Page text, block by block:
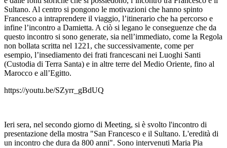
Sultano. Al centro si pongono le motivazioni che hanno spinto
Francesco a intraprendere il viaggio, l’itinerario che ha percorso e
infine l’incontro a Damietta. A ciò si legano le conseguenze che da
questo incontro si sono generate, sia nell’immediato, come la Regola
non bollata scritta nel 1221, che successivamente, come per
esempio, l’insediamento dei frati francescani nei Luoghi Santi
(Custodia di Terra Santa) e in altre terre del Medio Oriente, fino al
Marocco e all’Egitto.
https://youtu.be/SZyrr_gBdUQ
Ieri sera, nel secondo giorno di Meeting, si è svolto l'incontro di
presentazione della mostra "San Francesco e il Sultano. L'eredità di
un incontro che dura da 800 anni". Sono intervenuti Maria Pia